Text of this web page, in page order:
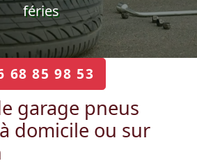
féries
68 85 98 53
garage pneus
domicile ou sur